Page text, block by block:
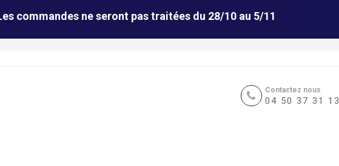
commandes ne seront pas traitées du 28/10 au 5/11
Contactez nous
04 50 37 31 13